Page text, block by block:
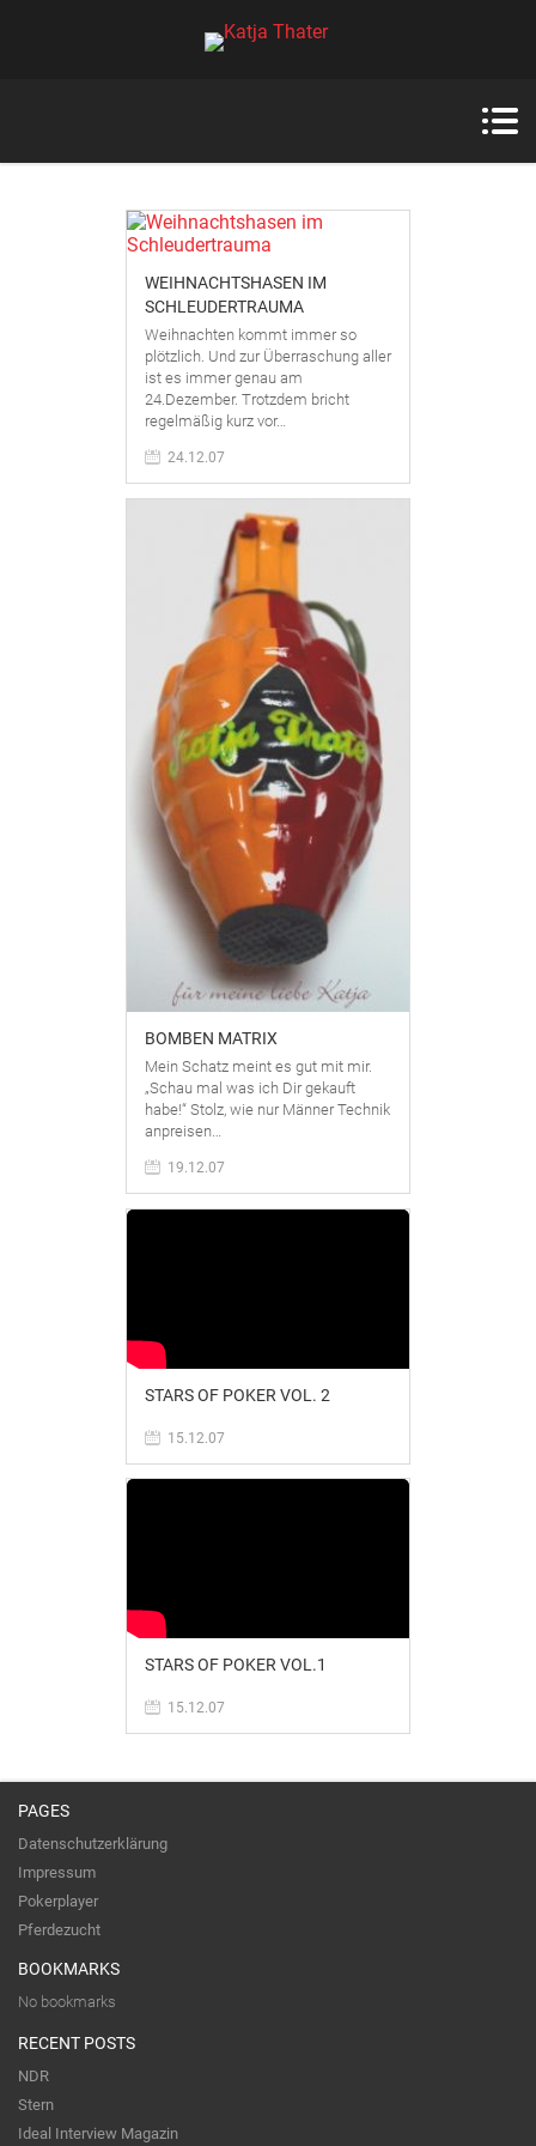
WEIHNACHTSHASEN IM
SCHLEUDERTRAUMA
Weihnachten kommt immer so
plötzlich. Und zur Überraschung aller
ist es immer genau am
24.Dezember. Trotzdem bricht
regelmäßig kurz vor…
24.12.07
BOMBEN MATRIX
Mein Schatz meint es gut mit mir.
„Schau mal was ich Dir gekauft
habe!“ Stolz, wie nur Männer Technik
anpreisen…
19.12.07
STARS OF POKER VOL. 2
15.12.07
STARS OF POKER VOL.1
15.12.07
PAGES
Datenschutzerklärung
Impressum
Pokerplayer
Pferdezucht
BOOKMARKS
No bookmarks
RECENT POSTS
NDR
Stern
Ideal Interview Magazin